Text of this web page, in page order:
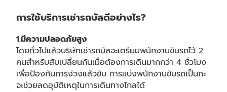
การใช้บริการเช่ารถบัสดีอย่างไร?
1.มีความปลอดภัยสูง
โดยทั่วไปแล้วบริษัทเช่ารถบัสจะเตรียมพนักงานขับรถไว้ 2
คนสำหรับสับเปลี่ยนกันเมื่อต้องการเดินมากกว่า 4 ชั่วโมง
เพื่อป้องกันการง่วงแล้วขับ การแบ่งพนักงานขับรถเป็นกะ
จะช่วยลดอุบัติเหตุในการเดินทางไกลได้